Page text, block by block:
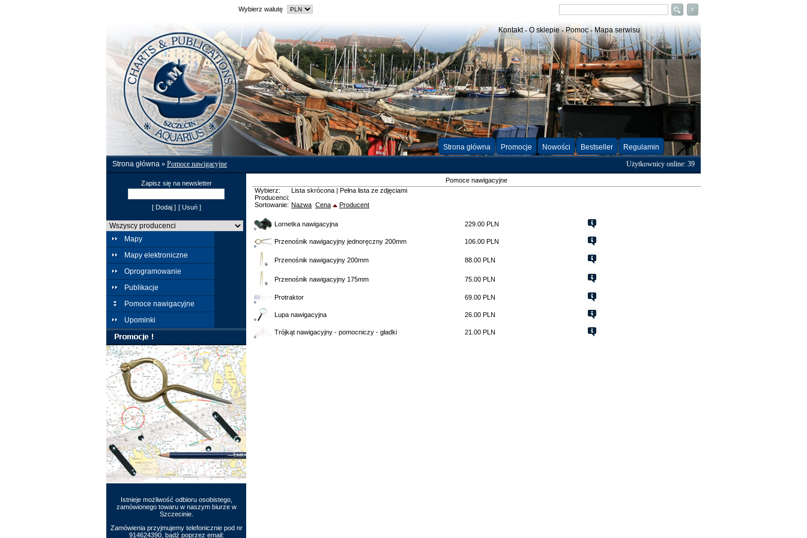
Wybierz walutę
Kontakt- O sklepie-Pomoc-Mapa serwisu
Strona główna Promocje Nowości Bestseller
Regulamin
Strona główna » Pomoce nawigacyjne Użytkownicy online: 39
Zapisz się na newsletter
[ Dodaj ] [ Usuń ]
Mapy
Mapy elektroniczne
Oprogramowanie
Publikacje
Pomoce nawigacyjne
Upominki
Istnieje możliwość odbioru osobistego,
zamówionego towaru w naszym biurze w
Szczecinie.
Zamówienia przyjmujemy telefonicznie pod nr
914624390, bądź poprzez email:
Pomoce nawigacyjne
Wybierz:
Lista skrócona | Pełna lista ze zdjęciami
Producenci:
Sortowanie: Nazwa Cena Producent
Lornetka nawigacyjna 229.00 PLN
Przenośnik nawigacyjny jednoręczny 200mm 106.00 PLN
Przenośnik nawigacyjny 200mm 88.00 PLN
Przenośnik nawigacyjny 175mm 75.00 PLN
Protraktor 69.00 PLN
Lupa nawigacyjna 26.00 PLN
Trójkąt nawigacyjny - pomocniczy - gładki 21.00 PLN